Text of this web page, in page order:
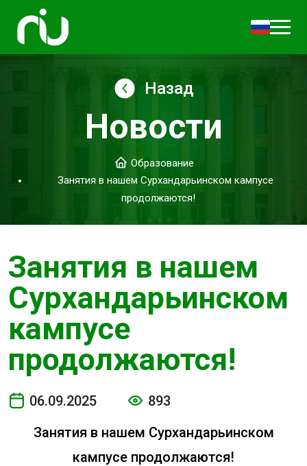
Назад
Новости
Образование
Занятия в нашем Сурхандарьинском кампусе
продолжаются!
Занятия в нашем
Сурхандарьинском
кампусе
продолжаются!
06.09.2025
893
Занятия в нашем Сурхандарьинском
кампусе продолжаются!